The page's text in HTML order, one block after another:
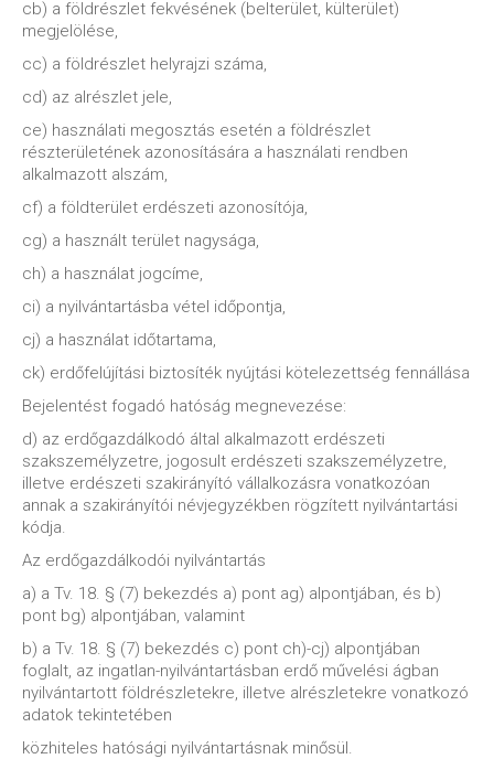
cb) a földrészlet fekvésének (belterület, külterület)
megjelölése,
cc) a földrészlet helyrajzi száma,
cd) az alrészlet jele,
ce) használati megosztás esetén a földrészlet
részterületének azonosítására a használati rendben
alkalmazott alszám,
cf) a földterület erdészeti azonosítója,
cg) a használt terület nagysága,
ch) a használat jogcíme,
ci) a nyilvántartásba vétel időpontja,
cj) a használat időtartama,
ck) erdőfelújítási biztosíték nyújtási kötelezettség fennállása
Bejelentést fogadó hatóság megnevezése:
d) az erdőgazdálkodó által alkalmazott erdészeti
szakszemélyzetre, jogosult erdészeti szakszemélyzetre,
illetve erdészeti szakirányító vállalkozásra vonatkozóan
annak a szakirányítói névjegyzékben rögzített nyilvántartási
kódja.
Az erdőgazdálkodói nyilvántartás
a) a Tv. 18. § (7) bekezdés a) pont ag) alpontjában, és b)
pont bg) alpontjában, valamint
b) a Tv. 18. § (7) bekezdés c) pont ch)-cj) alpontjában
foglalt, az ingatlan-nyilvántartásban erdő művelési ágban
nyilvántartott földrészletekre, illetve alrészletekre vonatkozó
adatok tekintetében
közhiteles hatósági nyilvántartásnak minősül.